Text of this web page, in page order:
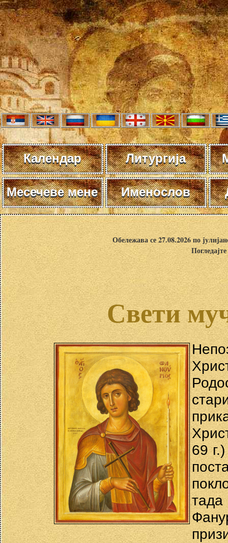
Календар Литургија
Месечеве мене Именослов
Обележава се 27.08.2026 по
Свети
69